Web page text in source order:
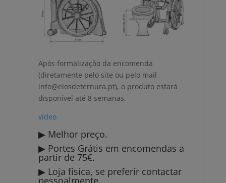
Após formalização da encomenda
(diretamente pelo site ou pelo mail
info@elosdeternura.pt), o produto estará
disponível até 8 semanas.
vídeo
▶ Melhor preço.
▶ Portes Grátis em encomendas a
partir de 75€.
▶ Loja física, se preferir contactar
pessoalmente.